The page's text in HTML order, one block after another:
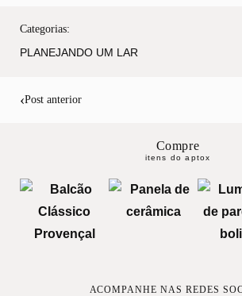
Categorias:
PLANEJANDO UM LAR
‹Post anterior
Compre
itens do aptox
ACOMPANHE NAS REDES